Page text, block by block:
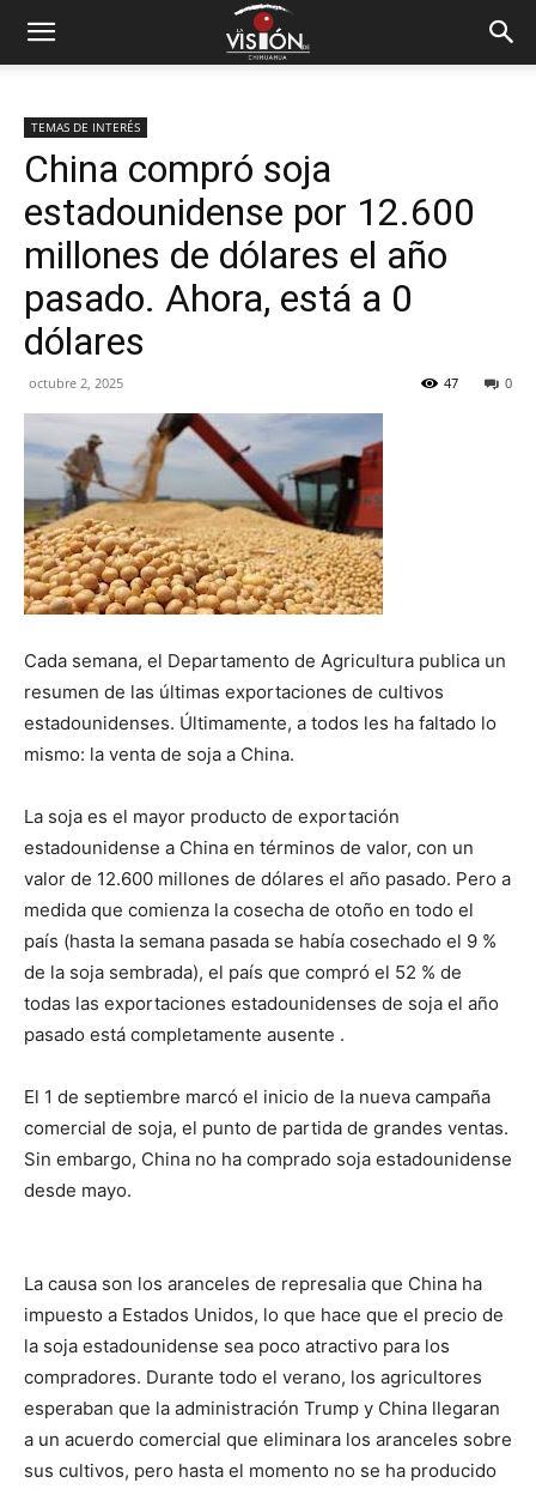
TEMAS DE INTERÉS
China compró soja
estadounidense por 12.600
millones de dólares el año
pasado. Ahora, está a 0
dólares
octubre 2, 2025 0
47
Cada semana, el Departamento de Agricultura publica un
resumen de las últimas exportaciones de cultivos
estadounidenses. Últimamente, a todos les ha faltado lo
mismo: la venta de soja a China.
La soja es el mayor producto de exportación
estadounidense a China en términos de valor, con un
valor de 12.600 millones de dólares el año pasado. Pero a
medida que comienza la cosecha de otoño en todo el
país (hasta la semana pasada se había cosechado el 9 %
de la soja sembrada), el país que compró el 52 % de
todas las exportaciones estadounidenses de soja el año
pasado está completamente ausente .
El 1 de septiembre marcó el inicio de la nueva campaña
comercial de soja, el punto de partida de grandes ventas.
Sin embargo, China no ha comprado soja estadounidense
desde mayo.
La causa son los aranceles de represalia que China ha
impuesto a Estados Unidos, lo que hace que el precio de
la soja estadounidense sea poco atractivo para los
compradores. Durante todo el verano, los agricultores
esperaban que la administración Trump y China llegaran
a un acuerdo comercial que eliminara los aranceles sobre
sus cultivos, pero hasta el momento no se ha producido